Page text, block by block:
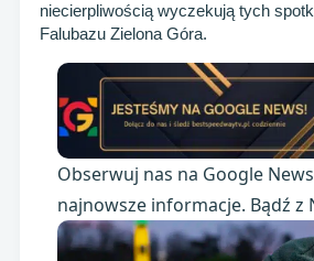
niecierpliwością wyczekują tych
Falubazu Zielona Góra.
Obserwuj nas na Google
najnowsze informacje. Bądź z